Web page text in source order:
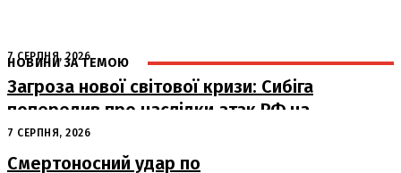
НОВИНИ ЗА ТЕМОЮ
7 СЕРПНЯ, 2026
Загроза нової світової кризи: Сибіга
попередив про наслідки атак РФ на
судна
7 СЕРПНЯ, 2026
Смертоносний удар по